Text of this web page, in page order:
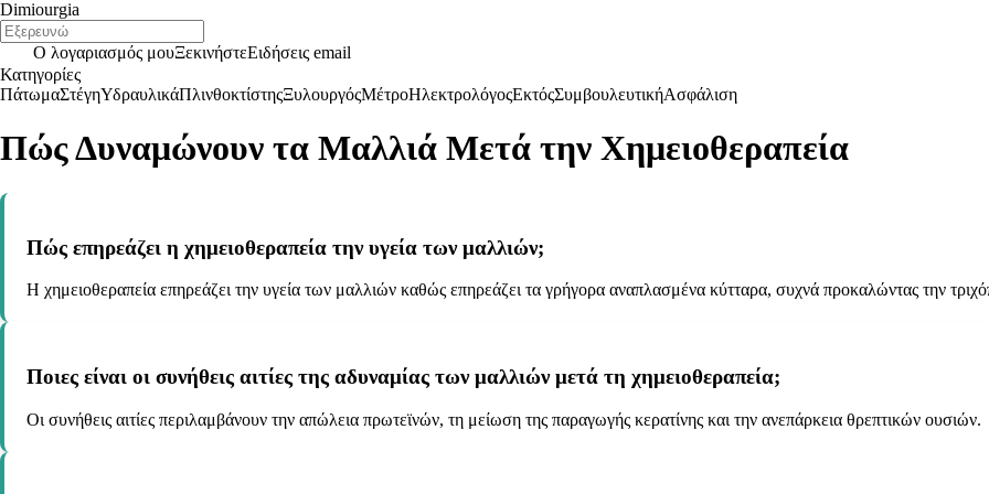
Dimiourgia
Ο λογαριασμός μουΞεκινήστεΕιδήσεις email
Κατηγορίες
ΠάτωμαΣτέγηΥδραυλικάΠλινθοκτίστηςΞυλουργόςΜέτροΗλεκτρολόγοςΕκτόςΣυμβουλευτικήΑσφάλιση
Πώς Δυναμώνουν τα Μαλλιά Μετά την Χημειοθεραπεία
Πώς επηρεάζει η χημειοθεραπεία την υγεία των μαλλιών;
Η χημειοθεραπεία επηρεάζει την υγεία των μαλλιών καθώς επηρεάζει τα γρήγορα αναπλασμένα κύτταρα, συχνά προκαλώντας την
Ποιες είναι οι συνήθεις αιτίες της αδυναμίας των μαλλιών μετά τη χημειοθεραπεία;
Οι συνήθεις αιτίες περιλαμβάνουν την απώλεια πρωτεϊνών, τη μείωση της παραγωγής κερατίνης και την ανεπάρκεια θρεπτικών ουσιών.